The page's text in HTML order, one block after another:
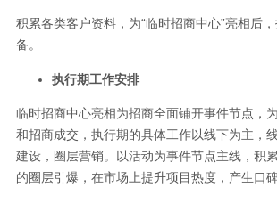
积累各类客户资料，为“临时招商中心”亮相后
备。
执行期工作安排
临时招商中心亮相为招商全面铺开事件节点，
和招商成交，执行期的具体工作以线下为主，
建设，圈层营销。以活动为事件节点主线，积
的圈层引爆，在市场上提升项目热度，产生口碑